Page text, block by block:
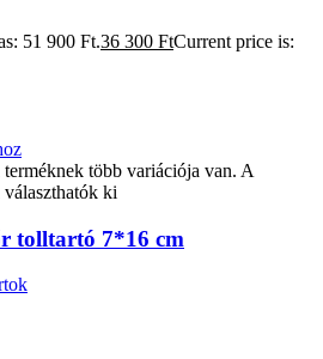
51 900 Ft.36 300 FtCurrent price is:
terméknek több variációja van. A
ki
tolltartó 7*16 cm